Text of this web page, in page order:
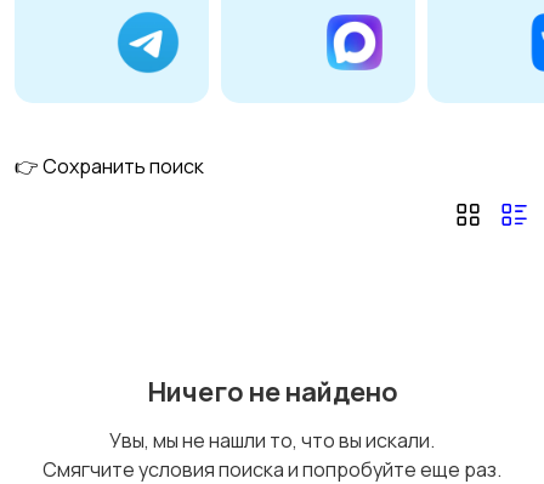
программирование
👉 Сохранить поиск
Ничего не найдено
Увы, мы не нашли то, что вы искали.
Смягчите условия поиска и попробуйте еще раз.